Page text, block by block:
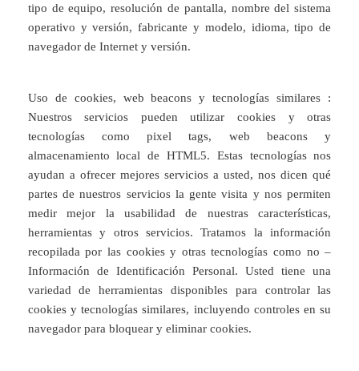
tipo de equipo, resolución de pantalla, nombre del sistema
operativo y versión, fabricante y modelo, idioma, tipo de
navegador de Internet y versión.
Uso de cookies, web beacons y tecnologías similares :
Nuestros servicios pueden utilizar cookies y otras
tecnologías como pixel tags, web beacons y
almacenamiento local de HTML5. Estas tecnologías nos
ayudan a ofrecer mejores servicios a usted, nos dicen qué
partes de nuestros servicios la gente visita y nos permiten
medir mejor la usabilidad de nuestras características,
herramientas y otros servicios. Tratamos la información
recopilada por las cookies y otras tecnologías como no –
Información de Identificación Personal. Usted tiene una
variedad de herramientas disponibles para controlar las
cookies y tecnologías similares, incluyendo controles en su
navegador para bloquear y eliminar cookies.